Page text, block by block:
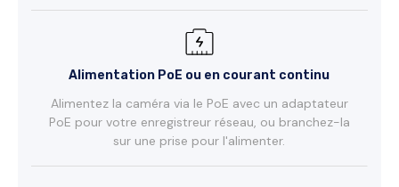
Alimentation PoE ou en courant continu
Alimentez la caméra via le PoE avec un adaptateur
PoE pour votre enregistreur réseau, ou branchez-la
sur une prise pour l'alimenter.